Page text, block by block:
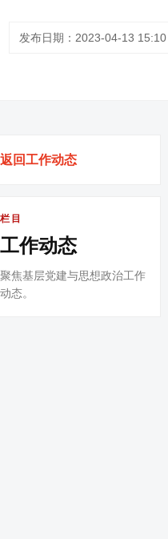
发布日期：2023-04-13 15:10
返回工作动态
栏目
工作动态
聚焦基层党建与思想政治工作
动态。